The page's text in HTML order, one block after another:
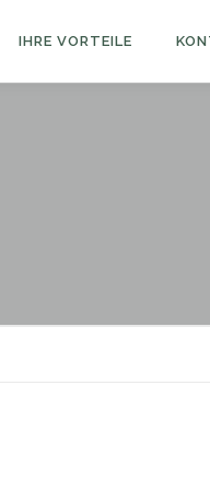
IHRE VORTEILE